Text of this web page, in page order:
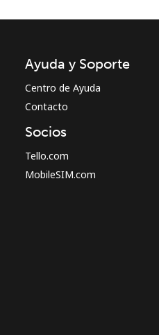
REGÍSTRATE →
Ayuda y Soporte
Centro de Ayuda
Contacto
Socios
Tello.com
MobileSIM.com